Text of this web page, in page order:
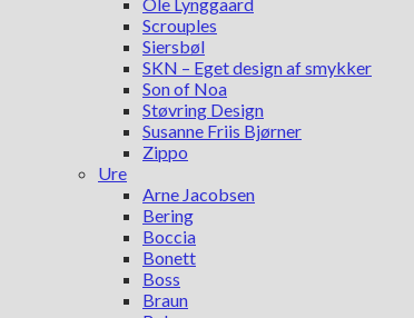
Scrouples
Siersbøl
SKN – Eget design af smykker
Son of Noa
Støvring Design
Susanne Friis Bjørner
Zippo
Ure
Arne Jacobsen
Bering
Boccia
Bonett
Boss
Braun